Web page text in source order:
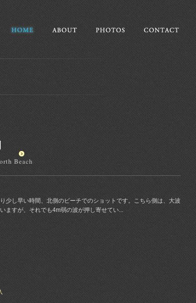
Home伊豆の海景・風景写真
Aboutこのサイトについて
Photos掲載写真一
Beach
少し早い時間、北側のビーチでのショットです。こちら側は、大波
ますが、それでも4m弱の波が押し寄せてい...